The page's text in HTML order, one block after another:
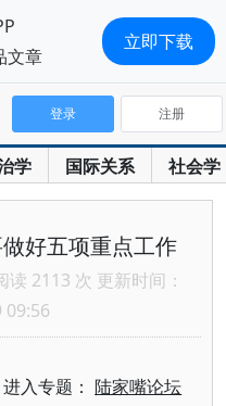
学 国际关系 社会学
登录 注册
好五项重点工作
读 2113 次 更新时间：
09:56
进入专题：陆家嘴论坛
文章
立即下载